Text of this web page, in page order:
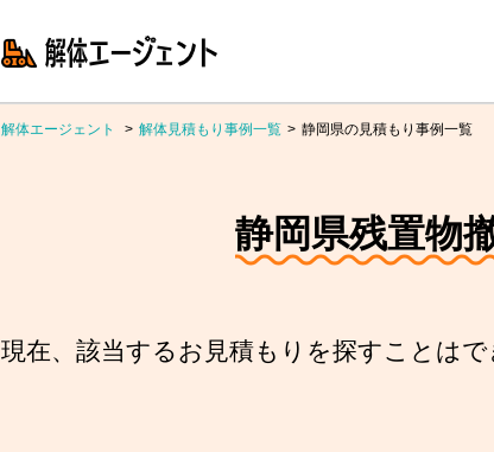
解体エージェント 解体見積もり事例一覧 静岡県の見積もり事例一覧
静岡県残置物
現在、該当するお見積もりを探すことはで